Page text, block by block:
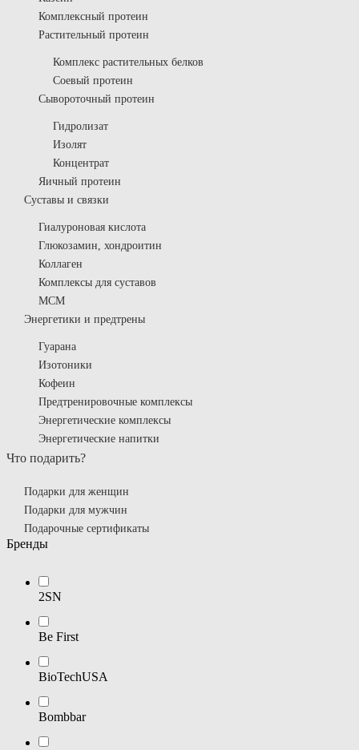
Комплексный протеин
Растительный протеин
Комплекс растительных белков
Соевый протеин
Сывороточный протеин
Гидролизат
Изолят
Концентрат
Яичный протеин
Суставы и связки
Гиалуроновая кислота
Глюкозамин, хондроитин
Коллаген
Комплексы для суставов
МСМ
Энергетики и предтрены
Гуарана
Изотоники
Кофеин
Предтренировочные комплексы
Энергетические комплексы
Энергетические напитки
Что подарить?
Подарки для женщин
Подарки для мужчин
Подарочные сертификаты
Бренды
2SN
Be First
BioTechUSA
Bombbar